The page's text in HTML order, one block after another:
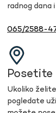
radnog dana
065/2588-
Posetite
Ukoliko
pogledate